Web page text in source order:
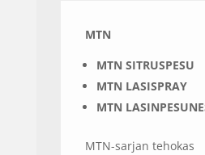
MTN
MTN SITRUSPESU
MTN LASISPRAY
MTN
MTN-sarjan tehokas